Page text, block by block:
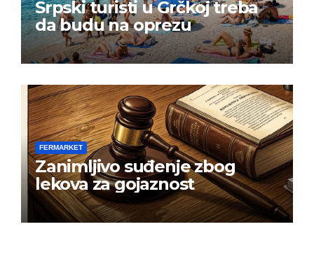
Srpski turisti u Grčkoj treba
da budu na oprezu
FERMARKET
Zanimljivo suđenje zbog
lekova za gojaznost